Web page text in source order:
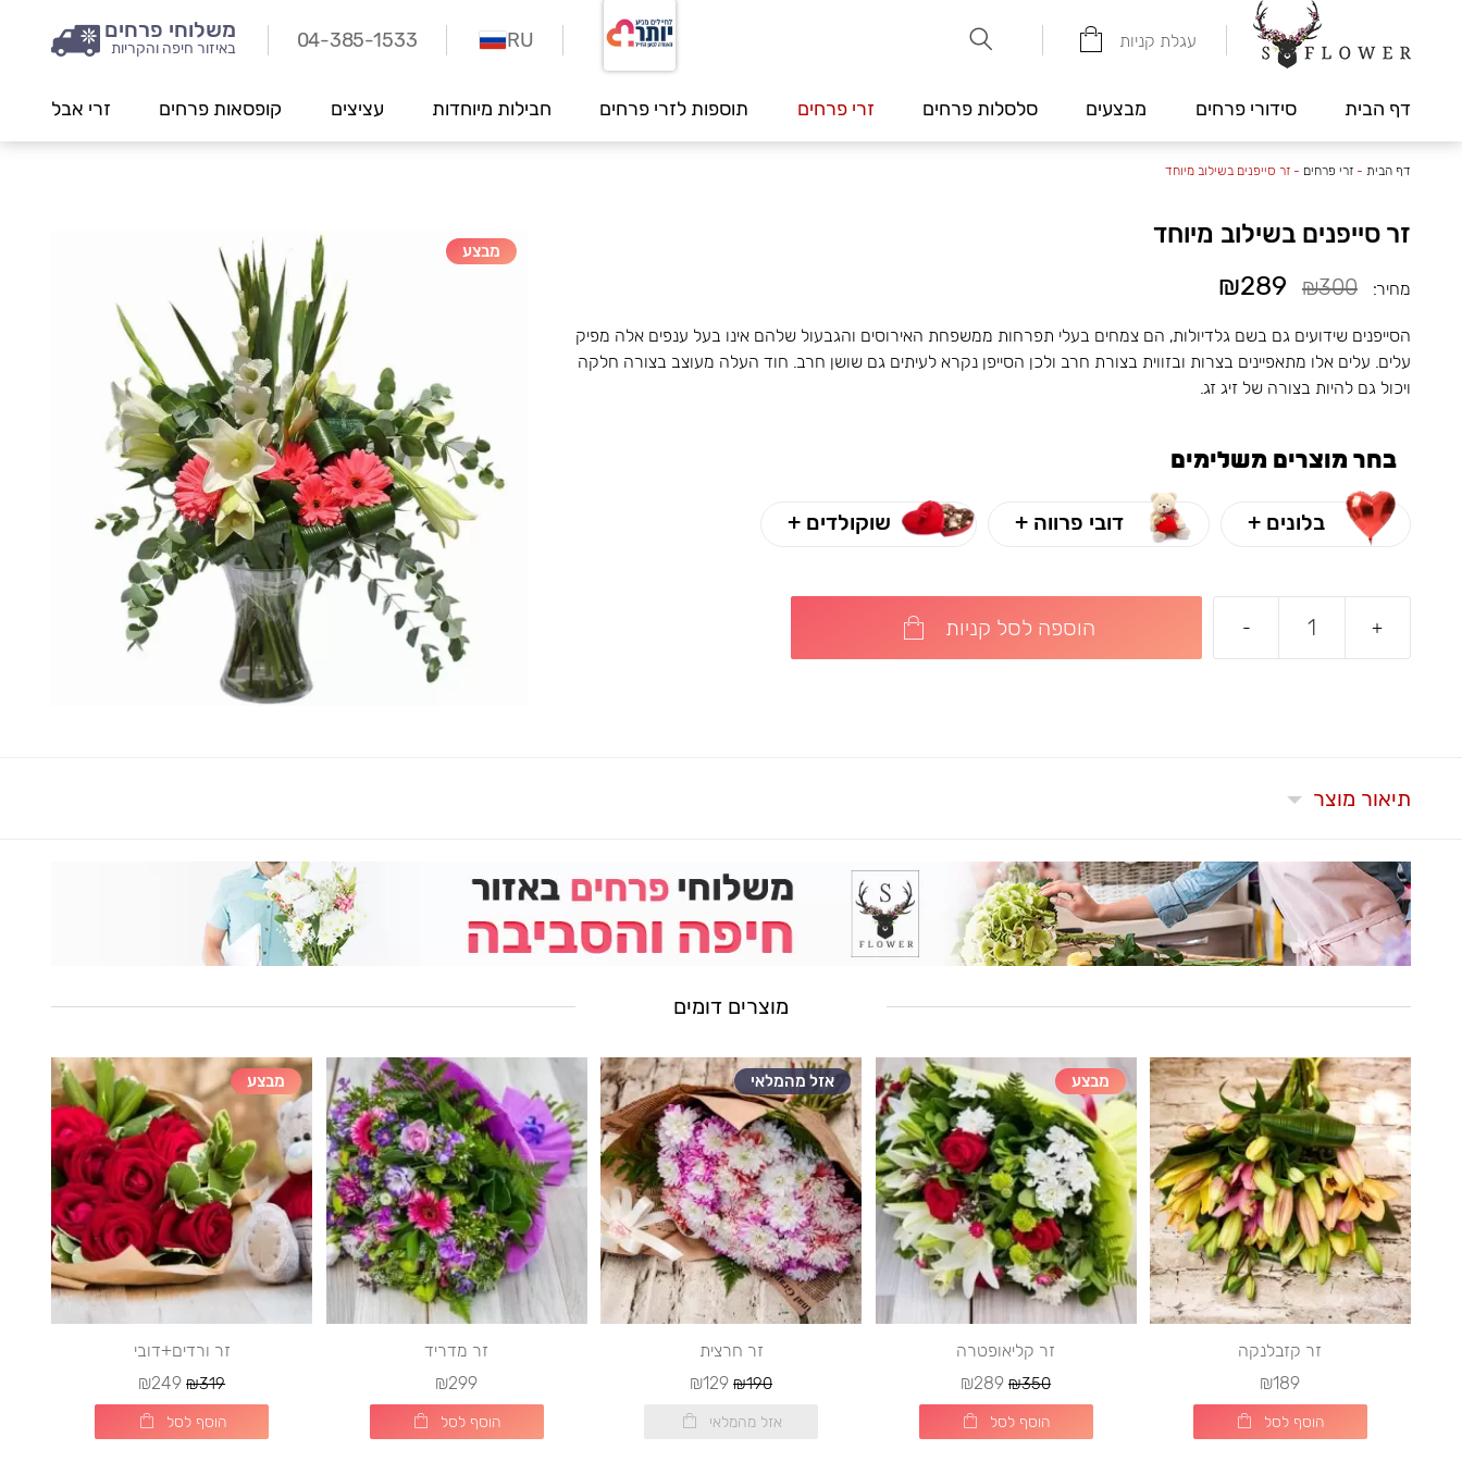
עגלת קניות משלוחי פרחים
באיזור חיפה והקריות 04-385-1533 RU
דף הבית סידורי פרחים מבצעים סלסלות פרחים זרי פרחים תוספות לזרי פרחים חבילות מיוחדות עציצים קופסאות פרחים זרי אבל
דף הבית - זרי פרחים - זר סייפנים בשילוב מיוחד
זר סייפנים בשילוב מיוחד
מחיר: ₪300
₪289
הסייפנים שידועים גם בשם גלדיולות, הם צמחים בעלי תפרחות ממשפחת האירוסים והגבעול שלהם אינו בעל ענפים אלה מפיק
עלים. עלים אלו מתאפיינים בצרות ובזווית בצורת חרב ולכן הסייפן נקרא לעיתים גם שושן חרב. חוד העלה מעוצב בצורה חלקה
ויכול גם להיות בצורה של זיג זג.
בחר מוצרים משלימים
בלונים + דובי פרווה + שוקולדים +
+
- הוספה לסל קניות
מבצע
תיאור מוצר
מוצרים דומים
זר קזבלנקה
₪189
הוסף לסל
מבצע
זר קליאופטרה
₪350
₪289
הוסף לסל
אזל מהמלאי
זר חרצית
₪190
₪129
אזל מהמלאי
זר מדריד
₪299
הוסף לסל
מבצע
זר ורדים+דובי
₪319
₪249
הוסף לסל